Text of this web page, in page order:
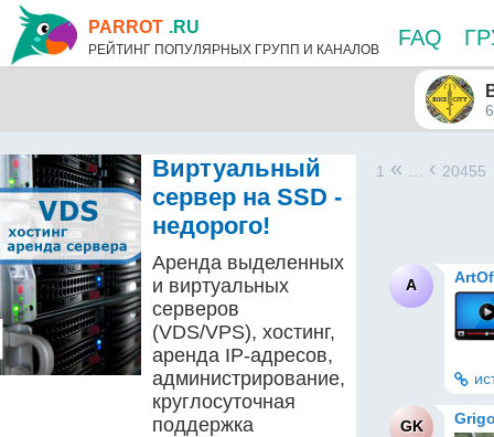
PARROT .RU
РЕЙТИНГ ПОПУЛЯРНЫХ ГРУПП И КАНАЛОВ FAQ
Виртуальный
сервер на SSD -
недорого!
Аренда выделенных
и виртуальных
серверов
(VDS/VPS), хостинг,
аренда IP-адресов,
администрирование,
круглосуточная
поддержка
1 « ‹ 20455
A
GK